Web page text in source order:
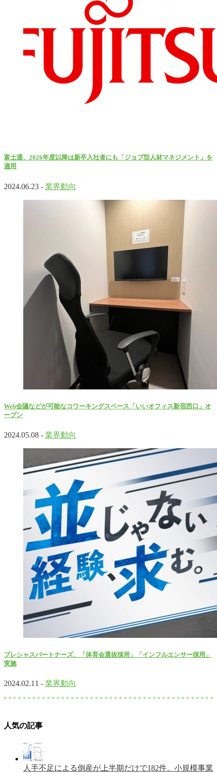
富士通、2026年度以降は新卒入社者にも「ジョブ型人材マネジメント」を
適用
2024.06.23 - 業界動向
Web会議などが可能なコワーキングスペース「いいオフィス新宿西口」オ
ープン
2024.05.08 - 業界動向
プレシャスパートナーズ、「体育会選抜採用」「インフルエンサー採用」
実施
2024.02.11 - 業界動向
人気の記事
人手不足による倒産が上半期だけで182件、小規模事業